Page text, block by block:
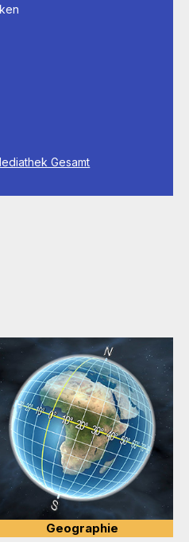
Gesamt
Geographie